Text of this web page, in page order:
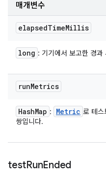
매개변수
elapsedTimeMillis
long : 기기에서 보고한 경과
runMetrics
HashMap : Metric 로 테
쌍입니다.
testRunEnded